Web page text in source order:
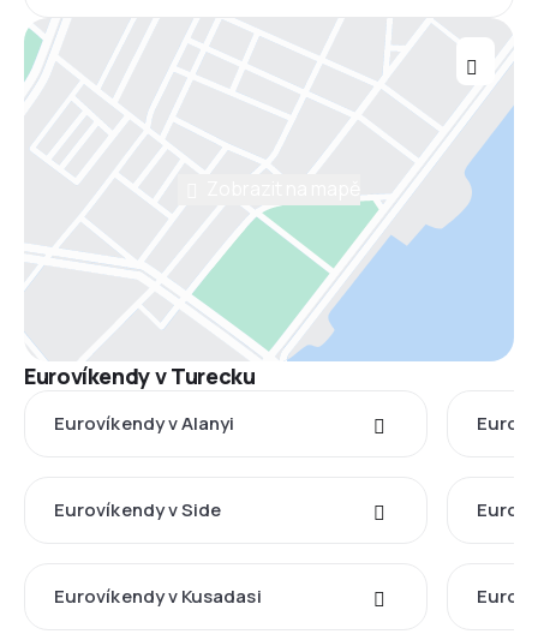
Eurovíkendy v Turecku
Eurovíkendy v Alanyi
Eurovíkendy v Side
Eurovíkendy v Kusadasi